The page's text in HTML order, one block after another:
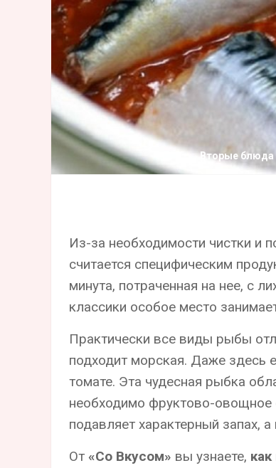
Вторые блюда
Из-за необходимости чистки и
считается специфическим
минута, потраченная на нее, с
классики особое место
Практически все виды рыбы
подходит морская. Даже здесь
томате. Эта чудесная рыбка
необходимо фруктово-овощное
подавляет характерный запах,
От «Со Вкусом» вы узнаете,